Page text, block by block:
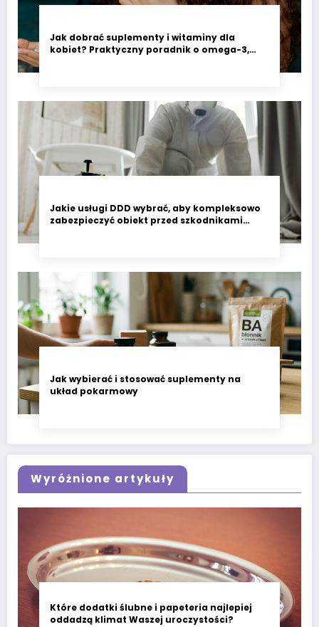
Jak dobrać suplementy i witaminy dla
kobiet? Praktyczny poradnik o omega-3,
Jakie usługi DDD wybrać, aby kompleksowo
zabezpieczyć obiekt przed szkodnikami
Jak wybierać i stosować suplementy na
układ pokarmowy
Wyróżnione artykuły
Które dodatki ślubne i papeteria najlepiej
oddadzą klimat Waszej uroczystości?